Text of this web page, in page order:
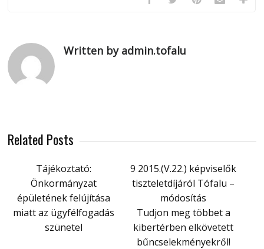
Written by admin.tofalu
Related Posts
Tájékoztató:
Önkormányzat
épületének felújítása
miatt az ügyfélfogadás
szünetel
9 2015.(V.22.) képviselők
tiszteletdíjáról Tófalu –
módosítás
Tudjon meg többet a
kibertérben elkövetett
bűncselekményekről!